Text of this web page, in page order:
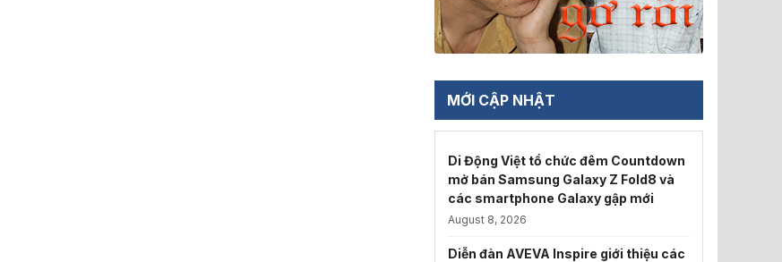
MỚI CẬP NHẬT
Di Động Việt tổ chức đêm Countdown
mở bán Samsung Galaxy Z Fold8 và
các smartphone Galaxy gập mới
August 8, 2026
Diễn đàn AVEVA Inspire giới thiệu các